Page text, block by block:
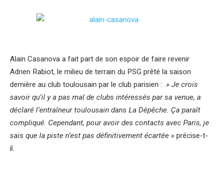
Alain Casanova a fait part de son espoir de faire revenir
Adrien Rabiot, le milieu de terrain du PSG prêté la saison
dernière au club toulousain par le club parisien : » Je crois
savoir qu’il y a pas mal de clubs intéressés par sa venue, a
déclaré l’entraîneur toulousain dans La Dépêche. Ça paraît
compliqué. Cependant, pour avoir des contacts avec Paris, je
sais que la piste n’est pas définitivement écartée » précise-t-
il.